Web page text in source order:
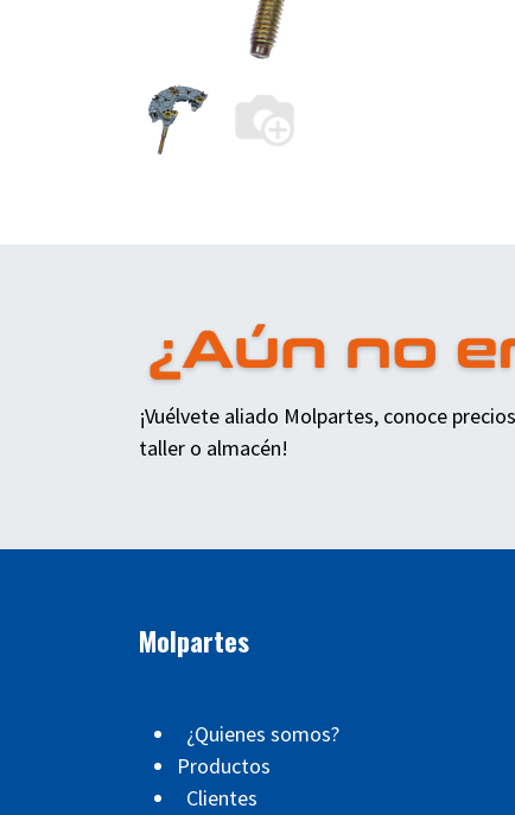
¡Vuélvete aliado Molpartes, conoce
taller o almacén!
Molpartes
¿Quienes somos?
Productos
Clientes